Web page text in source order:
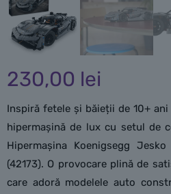
230,00 lei
Inspiră fetele și băieții de 10+
hipermașină de lux cu setul de
Hipermașina Koenigsegg
(42173). O provocare plină de
care adoră modelele auto